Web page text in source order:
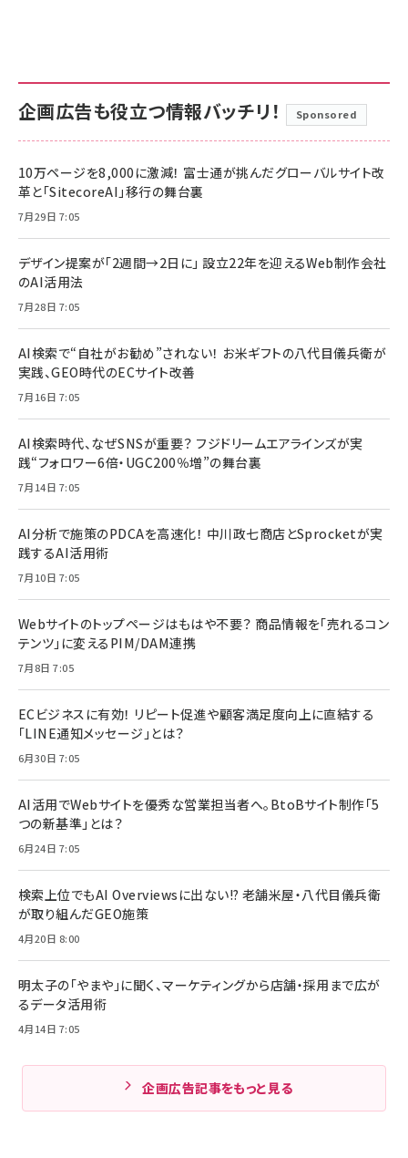
企画広告も役立つ情報バッチリ！ Sponsored
10万ページを8,000に激減！ 富士通が挑んだグローバルサイト改
革と「SitecoreAI」移行の舞台裏
7月29日 7:05
デザイン提案が「2週間→2日に」 設立22年を迎えるWeb制作会社
のAI活用法
7月28日 7:05
AI検索で“自社がお勧め”されない！ お米ギフトの八代目儀兵衛が
実践、GEO時代のECサイト改善
7月16日 7:05
AI検索時代、なぜSNSが重要？ フジドリームエアラインズが実
践“フォロワー6倍・UGC200％増”の舞台裏
7月14日 7:05
AI分析で施策のPDCAを高速化！ 中川政七商店とSprocketが実
践するAI活用術
7月10日 7:05
Webサイトのトップページはもはや不要？ 商品情報を「売れるコン
テンツ」に変えるPIM/DAM連携
7月8日 7:05
ECビジネスに有効！ リピート促進や顧客満足度向上に直結する
「LINE通知メッセージ」とは？
6月30日 7:05
AI活用でWebサイトを優秀な営業担当者へ。BtoBサイト制作「5
つの新基準」とは？
6月24日 7:05
検索上位でもAI Overviewsに出ない!? 老舗米屋・八代目儀兵衛
が取り組んだGEO施策
4月20日 8:00
明太子の「やまや」に聞く、マーケティングから店舗・採用まで広が
るデータ活用術
4月14日 7:05
企画広告記事をもっと見る